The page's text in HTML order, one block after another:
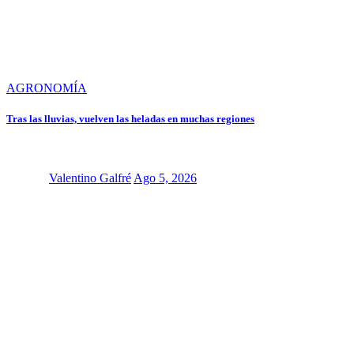
AGRONOMÍA
Tras las lluvias, vuelven las heladas en muchas regiones
Valentino Galfré Ago 5, 2026